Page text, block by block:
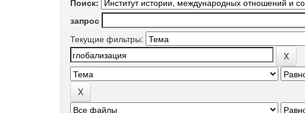
Поиск:
запрос
Текущие фильтры: